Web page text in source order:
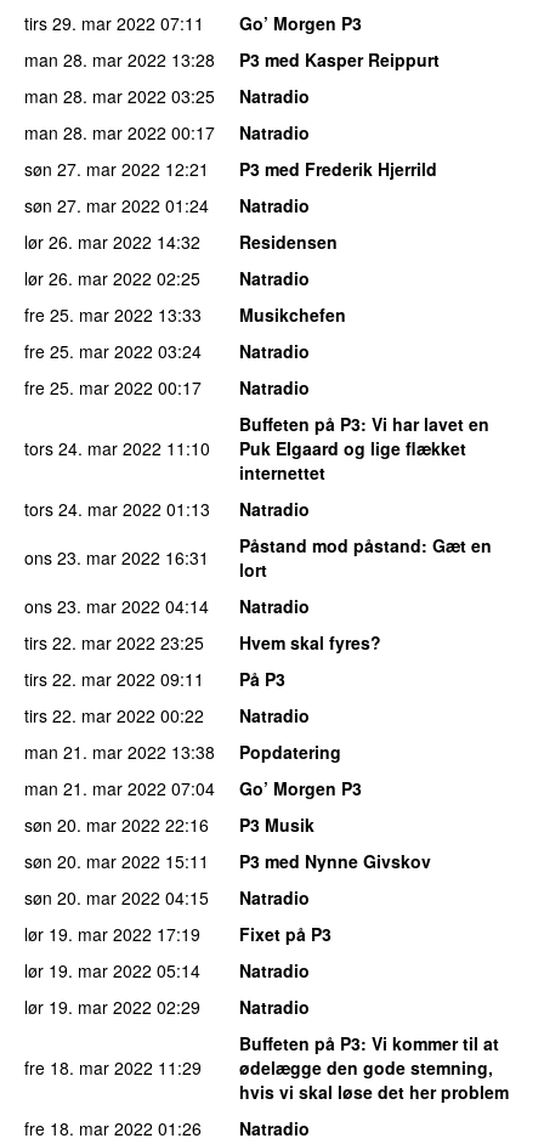
tirs 29. mar 2022 07:11
Go’ Morgen P3
man 28. mar 2022 13:28
P3 med Kasper Reippurt
man 28. mar 2022 03:25
Natradio
man 28. mar 2022 00:17
Natradio
søn 27. mar 2022 12:21
P3 med Frederik Hjerrild
søn 27. mar 2022 01:24
Natradio
lør 26. mar 2022 14:32
Residensen
lør 26. mar 2022 02:25
Natradio
fre 25. mar 2022 13:33
Musikchefen
fre 25. mar 2022 03:24
Natradio
fre 25. mar 2022 00:17 Natradio
tors 24. mar 2022 11:10
Buffeten på P3: Vi har lavet en
Puk Elgaard og lige flækket
internettet
tors 24. mar 2022 01:13
Natradio
ons 23. mar 2022 16:31 Påstand mod påstand: Gæt en
lort
ons 23. mar 2022 04:14
Natradio
tirs 22. mar 2022 23:25
Hvem skal fyres?
tirs 22. mar 2022 09:11
På P3
tirs 22. mar 2022 00:22
Natradio
man 21. mar 2022 13:38
Popdatering
man 21. mar 2022 07:04
Go’ Morgen P3
søn 20. mar 2022 22:16
P3 Musik
søn 20. mar 2022 15:11
P3 med Nynne Givskov
søn 20. mar 2022 04:15
Natradio
lør 19. mar 2022 17:19
Fixet på P3
lør 19. mar 2022 05:14
Natradio
lør 19. mar 2022 02:29 Natradio
fre 18. mar 2022 11:29
Buffeten på P3: Vi kommer til at
ødelægge den gode stemning,
hvis vi skal løse det her problem
fre 18. mar 2022 01:26
Natradio